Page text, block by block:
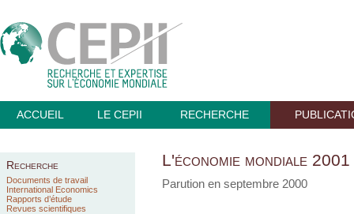
ACCUEIL LE CEPII RECHERCHE
Recherche
Documents de travail
International Economics
Rapports d’étude
Revues scientifiques
L'économie mondiale 2001
Parution en septembre 2000